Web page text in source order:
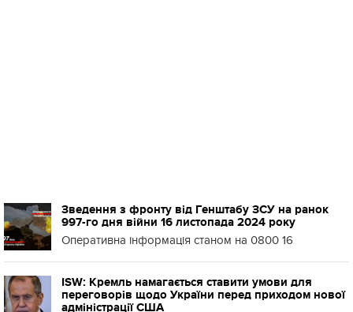
Зведення з фронту від Генштабу ЗСУ на ранок
997-го дня війни 16 листопада 2024 року
Оперативна інформація станом на 0800 16
ISW: Кремль намагається ставити умови для
переговорів щодо України перед приходом нової
адміністрації США